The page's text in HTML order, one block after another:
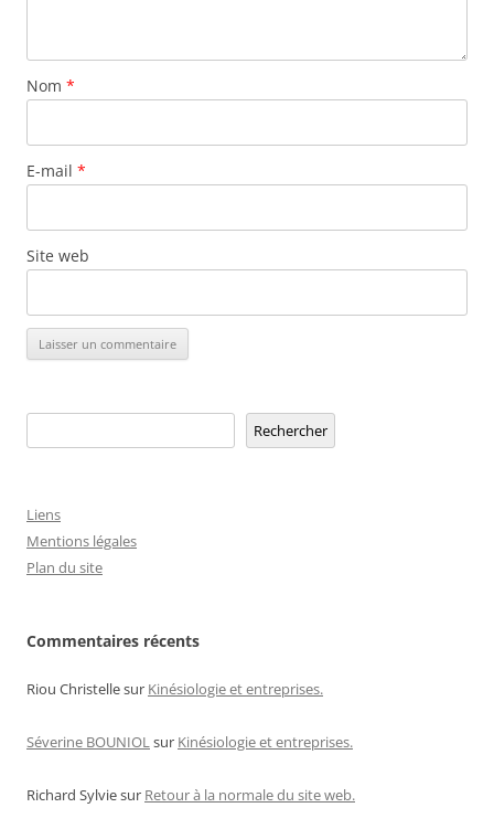
Nom *
E-mail *
Site web
Rechercher
Liens
Mentions légales
Plan du site
Commentaires récents
Riou Christellesur Kinésiologie et entreprises.
Séverine BOUNIOLsur Kinésiologie et entreprises.
Richard Sylviesur Retour à la normale du site web.